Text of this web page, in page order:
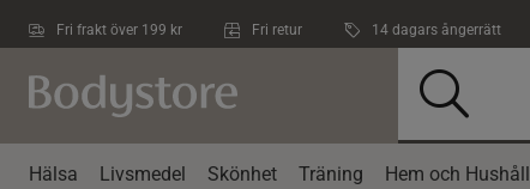
Fri frakt över 199 kr Fri retur 14 dagars ångerrätt
Hälsa Livsmedel Skönhet Träning Hem och Hushåll